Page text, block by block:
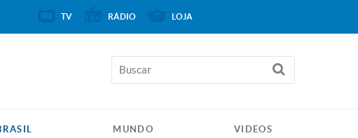
MUNDO VIDEOS
TV RÁDIO LOJA